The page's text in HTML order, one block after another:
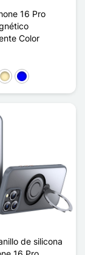
16 Pro
Color
Oro Azul
de silicona